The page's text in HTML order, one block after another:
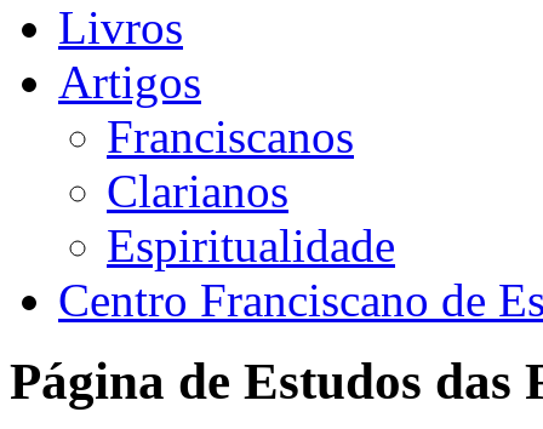
Livros
Artigos
Franciscanos
Clarianos
Espiritualidade
Centro Franciscano de
Página de Estudos das